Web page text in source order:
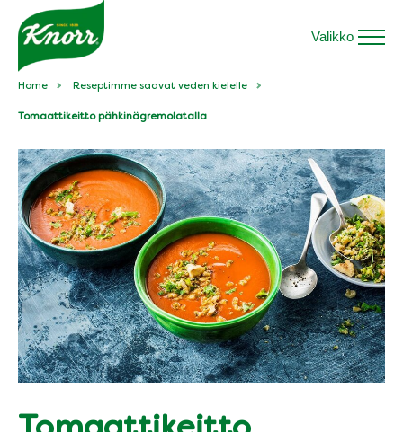
Valikko
Home Reseptimme saavat veden kielelle
Tomaattikeitto pähkinägremolatalla